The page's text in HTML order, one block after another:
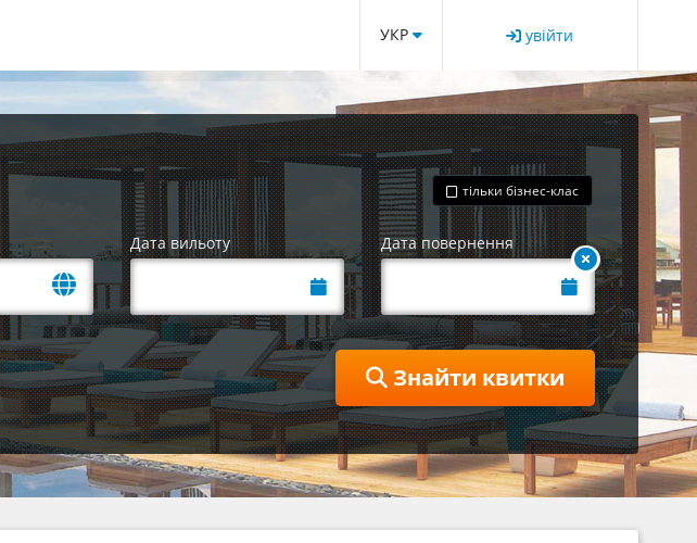
УКР увійти
тільки бізнес-клас
Дата вильоту Дата повернення
Знайти квитки